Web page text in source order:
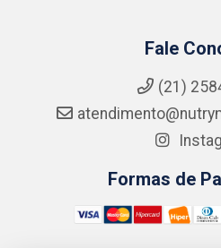
Fale
(21)
Formas de